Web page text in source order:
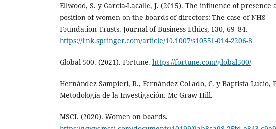
Ellwood, S. y Garcia-Lacalle, J. (2015). The influence of presence
position of women on the boards of directors: The case of NHS
Foundation Trusts. Journal of Business Ethics, 130, 69–84.
https://link.springer.com/article/10.1007/s10551-014-2206-8
Global 500. (2021). Fortune. https://fortune.com/global500/
Hernández Sampieri, R., Fernández Collado, C. y Baptista Lucio,
Metodología de la Investigación. Mc Graw Hill.
MSCI. (2020). Women on boards.